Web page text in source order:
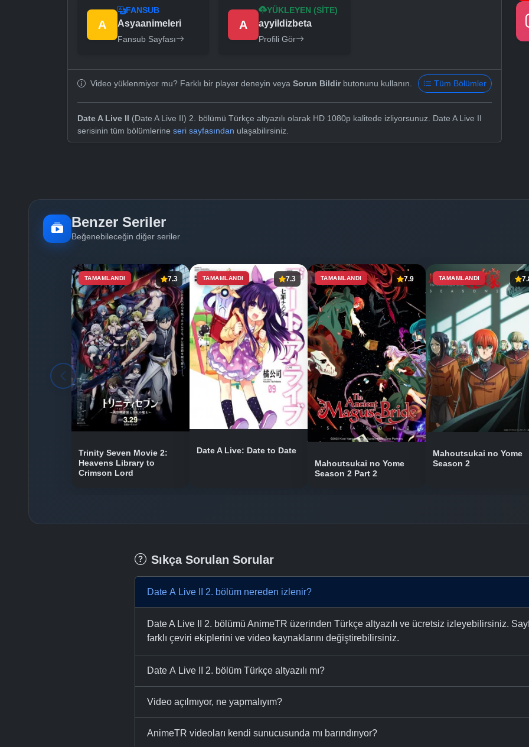
A
FANSUB
Asyaanimeleri
Fansub Sayfası
A
YÜKLEYEN (SITE)
ayyildizbeta
Profili Gör
Video yüklenmiyor mu? Farklı bir player deneyin veya Sorun Bildirbutonunu kullanın. Tüm Bölümler
Date A Live II (Date A Live II) 2. bölümü Türkçe altyazılı olarak HD 1080p kalitede izliyorsunuz. Date A Live II
serisinin tüm bölümlerine seri sayfasından ulaşabilirsiniz.
Benzer Seriler
Beğenebileceğin diğer seriler
TAMAMLANDI 7.3
Trinity Seven Movie 2:
Heavens Library to
Crimson Lord
TAMAMLANDI 7.3
Date A Live: Date to Date
TAMAMLANDI 7.9
Mahoutsukai no Yome
Season 2 Part 2
TAMAMLANDI
Mahoutsukai no Yome
Season 2
Sıkça Sorulan Sorular
Date A Live II 2. bölüm nereden izlenir?
Date A Live II 2. bölümü AnimeTR üzerinden Türkçe altyazılı ve ücretsiz izleyebilirsiniz.
farklı çeviri ekiplerini ve video kaynaklarını değiştirebilirsiniz.
Date A Live II 2. bölüm Türkçe altyazılı mı?
Video açılmıyor, ne yapmalıyım?
AnimeTR videoları kendi sunucusunda mı barındırıyor?